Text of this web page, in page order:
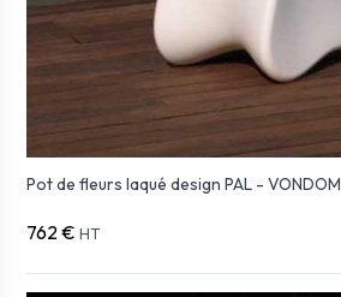
Pot de fleurs laqué design PAL - VONDOM
762 € HT